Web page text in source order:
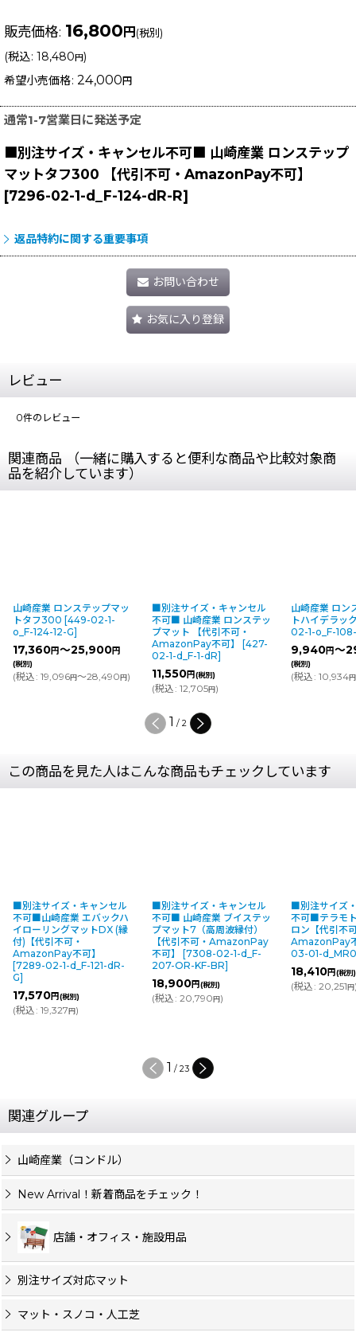
販売価格: 16,800 円 (税別)
(税込: 18,480 円)
希望小売価格: 24,000 円
通常1-7営業日に発送予定
■別注サイズ・キャンセル不可■ 山崎産業 ロンステップ
マットタフ300 【代引不可・AmazonPay不可】
[7296-02-1-d_F-124-dR-R]
返品特約に関する重要事項
お問い合わせ
お気に入り登録
レビュー
0件のレビュー
関連商品 （一緒に購入すると便利な商品や比較対象商
品を紹介しています）
崎産業 ロンステップマッ
タフ300 [449-02-1-
124-12-G]
円～25,900円
別)
込: 19,096 円～28,490円)
■別注サイズ・キャンセル
不可■ 山崎産業 ロンステッ
プマット 【代引不可・
AmazonPay不可】 [427-
02-1-d_F-1-dR]
11,550円(税別)
税込: 12,705 円)
山崎産業 ロンス
トハイデラックス [
02-1-o_F-108-6-G
9,940円～
(税別)
税込: 10,934 円～
2 /2
この商品を見た人はこんな商品もチェックしています
■別注サイズ・キャンセル
不可■山崎産業 エバックハ
イローリングマットDX (縁
付)【代引不可・
AmazonPay不可】
[7289-02-1-d_F-121-dR-
G]
17,570円(税別)
(税込: 19,327円)
■別注サイズ・キャンセル
不可■ 山崎産業 ブイステッ
プマット7（高周波縁付）
【代引不可・AmazonPay
不可】
[7308-02-1-d_F-
207-OR-KF-BR]
18,900円(税別)
(税込: 20,790円)
■別注サイズ
不可■テラモ
ロン【代引不
AmazonPay
03-01-
18,410円(税別)
(税込: 20,251円
1 / 23
関連グループ
山崎産業（コンドル）
New Arrival！新着商品をチェック！
店舗・オフィス・施設用品
別注サイズ対応マット
マット・スノコ・人工芝